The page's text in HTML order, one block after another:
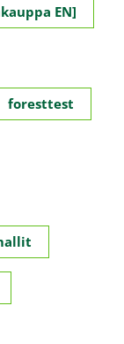
EN]
foresttest